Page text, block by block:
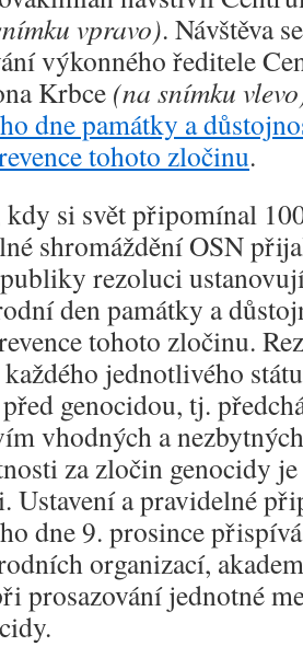
vpravo). Návštěva
výkonného ředitele
Krbce (na snímku
dne památky a
tohoto zločinu.
si svět připomínal
shromáždění OSN
rezoluci
den památky a
tohoto zločinu.
jednotlivého
genocidou, tj.
vhodných a
za zločin genocidy
Ustavení a pravidelné
dne 9. prosince
organizací,
prosazování jednotné